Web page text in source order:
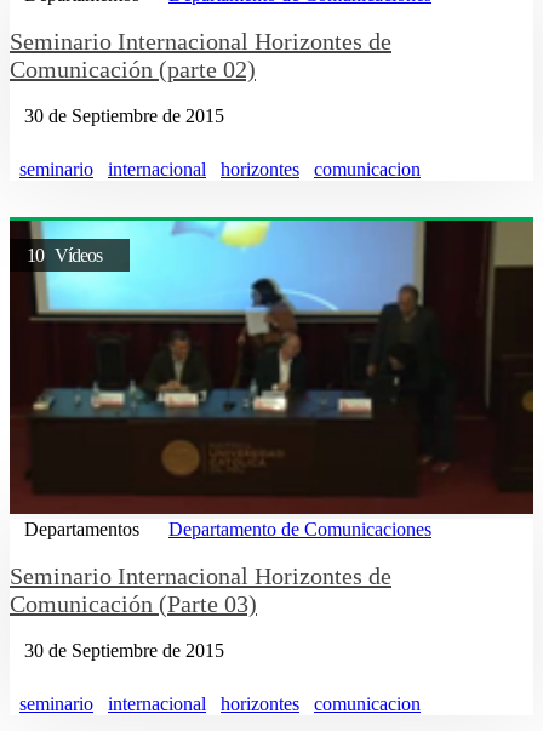
Seminario Internacional Horizontes de
Comunicación (parte 02)
30 de Septiembre de 2015
seminario internacional horizontes comunicacion
10 Vídeos
Departamentos Departamento de Comunicaciones
Seminario Internacional Horizontes de
Comunicación (Parte 03)
30 de Septiembre de 2015
seminario internacional horizontes comunicacion